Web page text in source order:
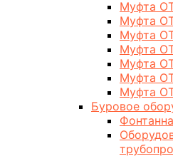
Муфта
Муфта
Муфта
Муфта
Муфта
Муфта
Муфта
Буровое